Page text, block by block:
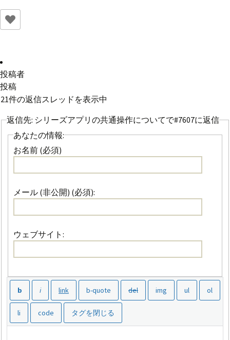
投稿者
投稿
21件の返信スレッドを表示中
返信先: シリーズアプリの共通操作についてで#7607に返信
あなたの情報:
お名前 (必須)
メール (非公開) (必須):
ウェブサイト: